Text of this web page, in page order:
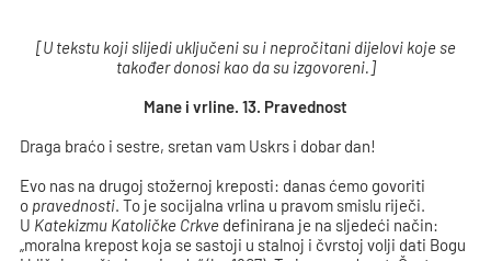
[U tekstu koji slijedi uključeni su i nepročitani dijelovi koje se
također donosi kao da su izgovoreni.]
Mane i vrline. 13. Pravednost
Draga braćo i sestre, sretan vam Uskrs i dobar dan!
Evo nas na drugoj stožernoj kreposti: danas ćemo govoriti
o pravednosti. To je socijalna vrlina u pravom smislu riječi.
U Katekizmu Katoličke Crkve definirana je na sljedeći način:
„moralna krepost koja se sastoji u stalnoj i čvrstoj volji dati Bogu